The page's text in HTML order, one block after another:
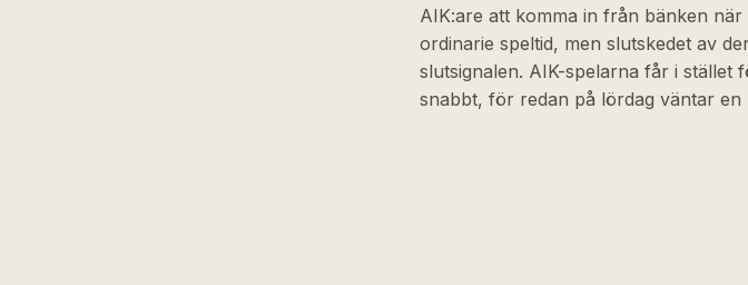
AIK:are att komma in från bänken
ordinarie speltid, men slutskedet av
slutsignalen. AIK-spelarna får i stället
snabbt, för redan på lördag väntar en